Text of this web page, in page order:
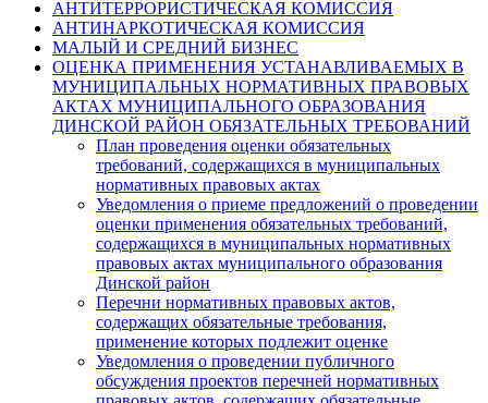
АНТИТЕРРОРИСТИЧЕСКАЯ КОМИССИЯ
АНТИНАРКОТИЧЕСКАЯ КОМИССИЯ
МАЛЫЙ И СРЕДНИЙ БИЗНЕС
ОЦЕНКА ПРИМЕНЕНИЯ УСТАНАВЛИВАЕМЫХ В
МУНИЦИПАЛЬНЫХ НОРМАТИВНЫХ ПРАВОВЫХ
АКТАХ МУНИЦИПАЛЬНОГО ОБРАЗОВАНИЯ
ДИНСКОЙ РАЙОН ОБЯЗАТЕЛЬНЫХ ТРЕБОВАНИЙ
План проведения оценки обязательных
требований, содержащихся в муниципальных
нормативных правовых актах
Уведомления о приеме предложений о проведении
оценки применения обязательных требований,
содержащихся в муниципальных нормативных
правовых актах муниципального образования
Динской район
Перечни нормативных правовых актов,
содержащих обязательные требования,
применение которых подлежит оценке
Уведомления о проведении публичного
обсуждения проектов перечней нормативных